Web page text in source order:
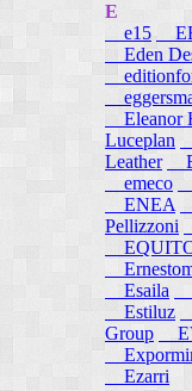
E
e15
Eden
Eleanor
Luceplan
Leather
emeco
ENEA
Pellizzoni
Esaila
Estiluz
Group
Ezarri